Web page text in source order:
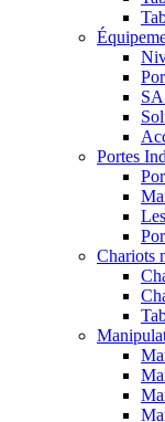
Portes
Chariots